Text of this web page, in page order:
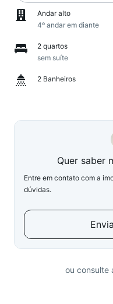
Andar alto
4º andar em diante
2 quartos
sem suíte
2 Banheiros
Quer saber
Entre em contato com a
dúvidas.
ou consulte